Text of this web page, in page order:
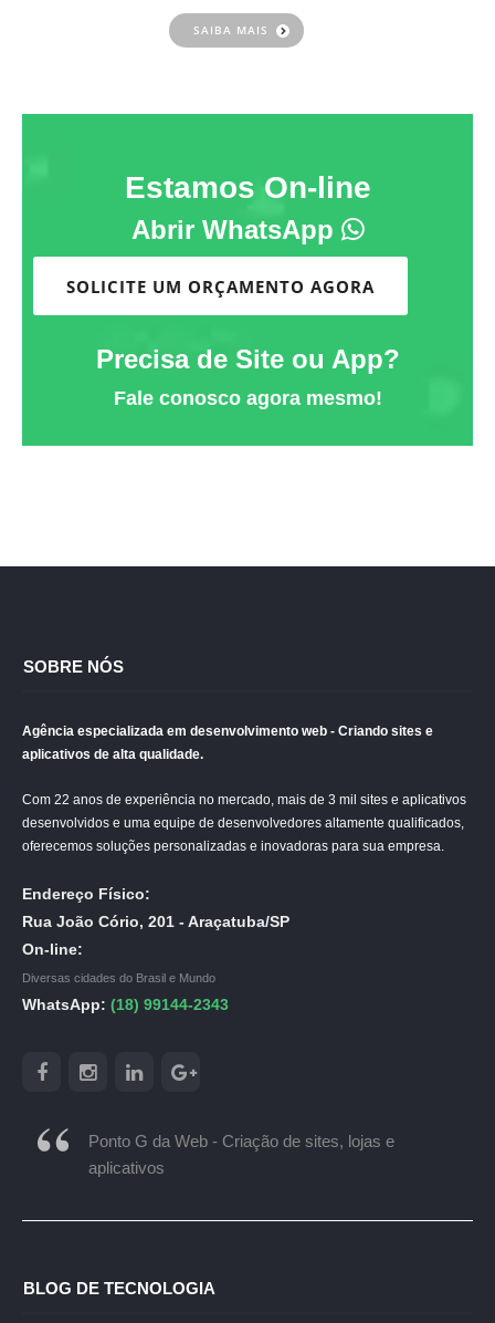
SAIBA MAIS
Estamos On-line
Abrir WhatsApp
SOLICITE UM ORÇAMENTO AGORA
Precisa de Site ou App?
Fale conosco agora mesmo!
SOBRE NÓS
Agência especializada em desenvolvimento web - Criando sites e
aplicativos de alta qualidade.
Com 22 anos de experiência no mercado, mais de 3 mil sites e aplicativos
desenvolvidos e uma equipe de desenvolvedores altamente qualificados,
oferecemos soluções personalizadas e inovadoras para sua empresa.
Endereço Físico:
Rua João Cório, 201 - Araçatuba/SP
On-line:
Diversas cidades do Brasil e Mundo
WhatsApp: (18) 99144-2343
Ponto G da Web - Criação de sites, lojas e
aplicativos
BLOG DE TECNOLOGIA